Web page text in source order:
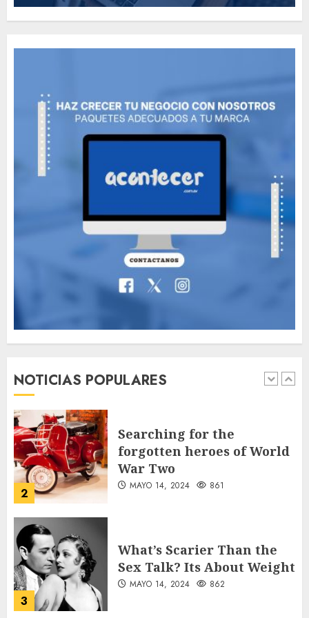
NOTICIAS POPULARES
How Many of These Italian
MAYO 14, 2024 811
Need to Know About the
Classic Cars in a Retro
Movie?
The full story of
Thailand’s extraordinary
cave rescue
MAYO 14, 2024
1
Jorge Messi, el hombre
que acompañó a Lionel
AGOSTO 8, 2026
2
Searching for the
forgotten heroes of World
War Two
MAYO 14, 2024 861
3
What’s Scarier Than the
Sex Talk? Its About Weight
MAYO 14, 2024 862